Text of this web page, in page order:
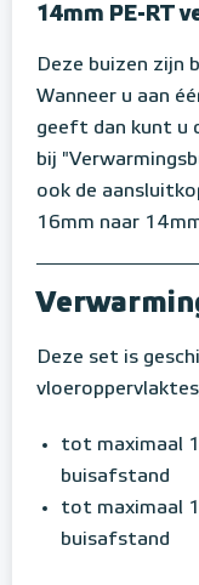
14mm PE-RT
Deze buizen zijn
Wanneer u aan
geeft dan kunt u
bij
ook de
16mm naar
Deze set is
tot maximaal
buisafstand
tot maximaal
buisafstand